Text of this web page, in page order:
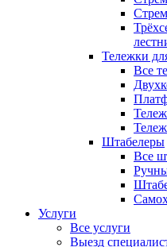
Тележки
Все
Штабелеры
Все
Услуги
Все услуги
Выезд